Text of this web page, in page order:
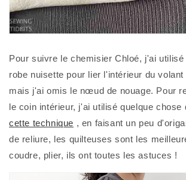
Pour suivre le chemisier Chloé, j'ai
robe nuisette pour lier l'intérieur du
mais j'ai omis le nœud de nouage. Pour
cette technique , en faisant un peu
de reliure, les quilteuses sont les
coudre, plier, ils ont toutes les astuces !